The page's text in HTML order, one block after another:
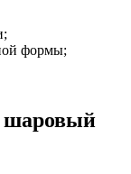
формы;
шаровый